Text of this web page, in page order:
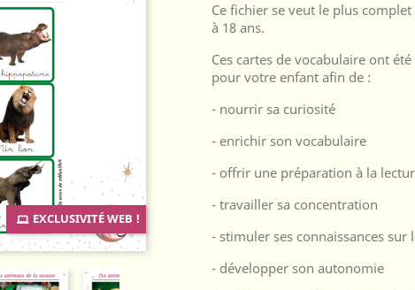
EXCLUSIVITÉ WEB !
Ce fichier se veut le plus
à 18 ans.
Ces cartes de vocabulaire ont
pour votre enfant afin de :
- nourrir sa curiosité
- enrichir son vocabulaire
- offrir une préparation à la
- travailler sa concentration
- stimuler ses connaissances
- développer son autonomie